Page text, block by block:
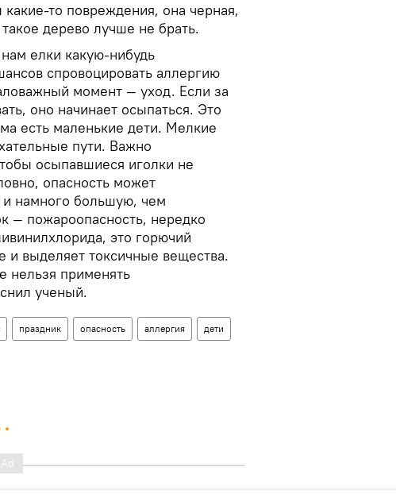
то повреждения, она черная,
дерево лучше не брать.
елки какую-нибудь
спровоцировать аллергию
момент — уход. Если за
оно начинает осыпаться. Это
есть маленькие дети. Мелкие
пути. Важно
осыпавшиеся иголки не
опасность может
и намного большую, чем
— пожароопасность, нередко
это горючий
выделяет токсичные вещества.
нельзя применять
ученый.
праздник опасность аллергия дети